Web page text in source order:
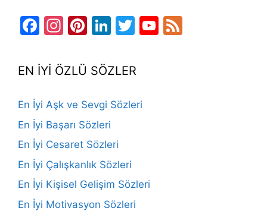
Facebook
Instagram
Pinterest
LinkedIn
TwitterYouTube
EN İYİ ÖZLÜ SÖZLER
En İyi Aşk ve Sevgi Sözleri
En İyi Başarı Sözleri
En İyi Cesaret Sözleri
En İyi Çalışkanlık Sözleri
En İyi Kişisel Gelişim Sözleri
En İyi Motivasyon Sözleri